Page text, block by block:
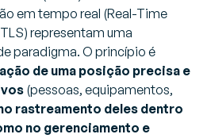
em tempo real (Real-Time
representam uma
paradigma. O princípio é
de uma posição precisa e
(pessoas, equipamentos,
rastreamento deles dentro
no gerenciamento e